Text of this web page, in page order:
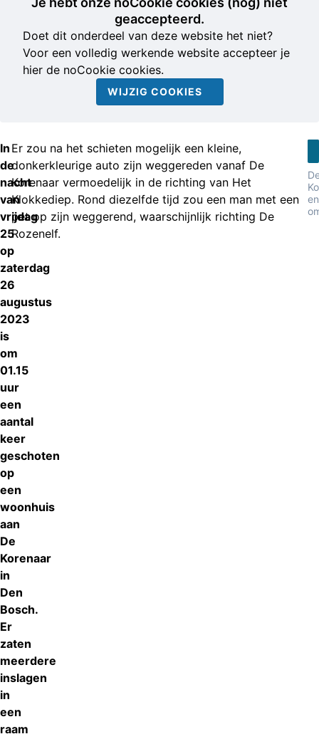
geaccepteerd.
Doet dit onderdeel van deze website het niet?
Voor een volledig werkende website accepteer je
hier de noCookie cookies.
WIJZIG COOKIES
In
de
nacht
van
vrijdag
25
op
zaterdag
26
augustus
2023
is
om
01.15
uur
een
aantal
keer
geschoten
op
een
woonhuis
aan
De
Korenaar
in
Den
Bosch.
Er
zaten
meerdere
inslagen
in
een
raam
Er zou na het schieten mogelijk een kleine,
donkerkleurige auto zijn weggereden vanaf De
Korenaar vermoedelijk in de richting van Het
Klokkediep. Rond diezelfde tijd zou een man met een
pet op zijn weggerend, waarschijnlijk richting De
Rozenelf.
en